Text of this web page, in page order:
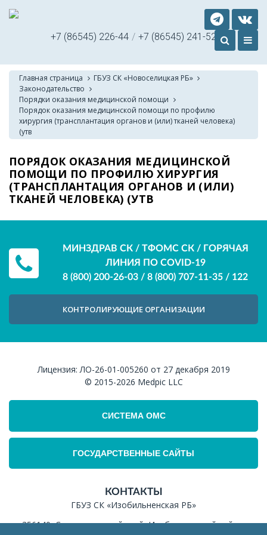
+7 (86545) 226-44 / +7 (86545) 241-52
Главная страница
ГБУЗ СК «Новоселицкая РБ»
Законодательство
Порядки оказания медицинской помощи
Порядок оказания медицинской помощи по профилю
хирургия (трансплантация органов и (или) тканей человека)
(утв
ПОРЯДОК ОКАЗАНИЯ МЕДИЦИНСКОЙ
ПОМОЩИ ПО ПРОФИЛЮ ХИРУРГИЯ
(ТРАНСПЛАНТАЦИЯ ОРГАНОВ И (ИЛИ)
ТКАНЕЙ ЧЕЛОВЕКА) (УТВ
МИНЗДРАВ СК / ТФОМС СК / ГОРЯЧАЯ
ЛИНИЯ ПО COVID-19
8 (800) 200-26-03 / 8 (800) 707-11-35 / 122
КОНТРОЛИРУЮЩИЕ ОРГАНИЗАЦИИ
Лицензия:ЛО-26-01-005260 от 27 декабря 2019
© 2015-2026 Medpic LLC
СИСТЕМА ОМС
ГОСУДАРСТВЕННЫЕ САЙТЫ
КОНТАКТЫ
ГБУЗ СК «Изобильненская РБ»
356140, Ставропольский край, Изобильненский район,